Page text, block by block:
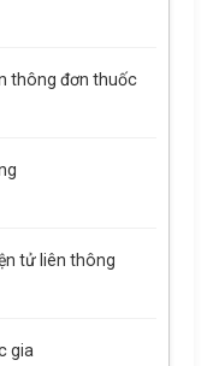
thông đơn thuốc
tử liên thông
gia